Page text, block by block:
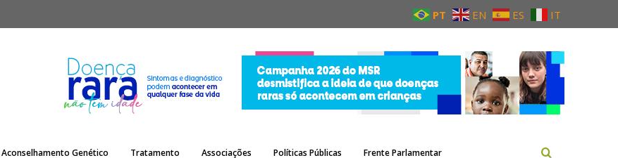
PT EN ES IT
Aconselhamento Genético Tratamento Associações Políticas Públicas Frente Parlamentar